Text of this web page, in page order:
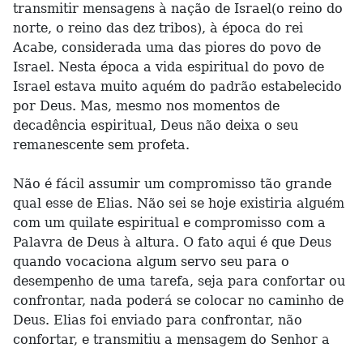
transmitir mensagens à nação de Israel(o reino do
norte, o reino das dez tribos), à época do rei
Acabe, considerada uma das piores do povo de
Israel. Nesta época a vida espiritual do povo de
Israel estava muito aquém do padrão estabelecido
por Deus. Mas, mesmo nos momentos de
decadência espiritual, Deus não deixa o seu
remanescente sem profeta.
Não é fácil assumir um compromisso tão grande
qual esse de Elias. Não sei se hoje existiria alguém
com um quilate espiritual e compromisso com a
Palavra de Deus à altura. O fato aqui é que Deus
quando vocaciona algum servo seu para o
desempenho de uma tarefa, seja para confortar ou
confrontar, nada poderá se colocar no caminho de
Deus. Elias foi enviado para confrontar, não
confortar, e transmitiu a mensagem do Senhor a